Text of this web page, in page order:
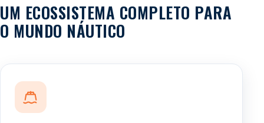
UM ECOSSISTEMA COMPLETO PARA
O MUNDO NÁUTICO